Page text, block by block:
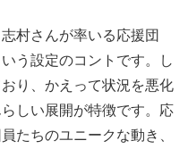
村さんが率いる応援団
う設定のコントです。し
り、かえって状況を悪化
しい展開が特徴です。応
たちのユニークな動き、